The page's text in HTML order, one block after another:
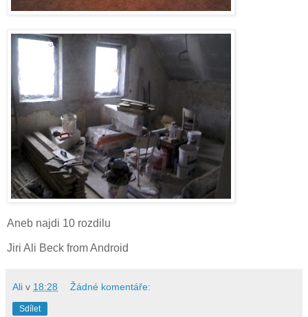
Aneb najdi 10 rozdilu
Jiri Ali Beck from Android
Ali v 18:28 Žádné komentáře:
Sdílet